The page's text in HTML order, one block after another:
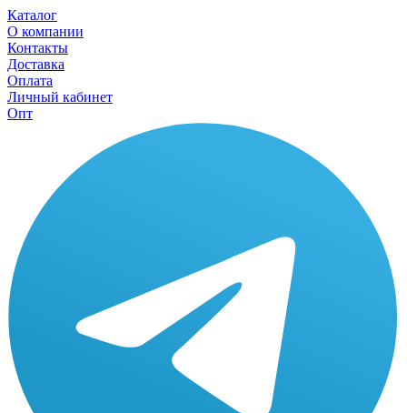
Каталог
О компании
Контакты
Доставка
Оплата
Личный кабинет
Опт